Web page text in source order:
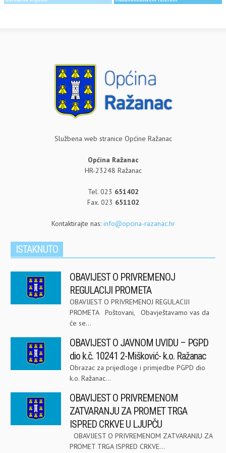
Službena web stranice Općine Ražanac
Općina Ražanac
HR-23248 Ražanac
Tel. 023 651402
Fax. 023 651102
Kontaktirajte nas: info@opcina-razanac.hr
ISTAKNUTO
OBAVIJEST O PRIVREMENOJ
REGULACIJI PROMETA
OBAVIJEST O PRIVREMENOJ REGULACIJI
PROMETA Poštovani, Obavještavamo vas da
će se...
OBAVIJEST O JAVNOM UVIDU – PGPD
dio k.č. 10241 2-Mišković- k.o. Ražanac
Obrazac za prijedloge i primjedbe PGPD dio
k.o. Ražanac...
OBAVIJEST O PRIVREMENOM
ZATVARANJU ZA PROMET TRGA
ISPRED CRKVE U LJUPČU
OBAVIJEST O PRIVREMENOM ZATVARANJU ZA
PROMET TRGA ISPRED CRKVE...